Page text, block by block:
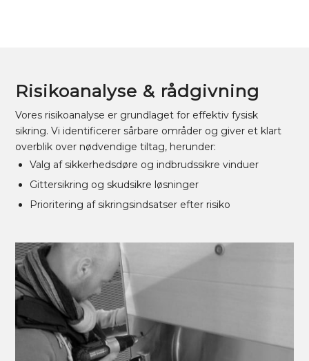
Risikoanalyse & rådgivning
Vores risikoanalyse er grundlaget for effektiv fysisk
sikring. Vi identificerer sårbare områder og giver et klart
overblik over nødvendige tiltag, herunder:
Valg af sikkerhedsdøre og indbrudssikre vinduer
Gittersikring og skudsikre løsninger
Prioritering af sikringsindsatser efter risiko